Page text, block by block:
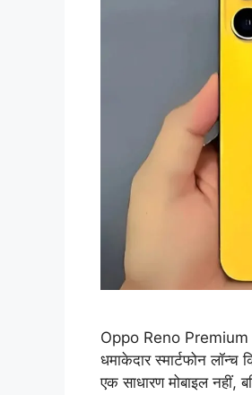
Oppo Reno Premium
धमाकेदार स्मार्टफोन
एक साधारण मोबाइल